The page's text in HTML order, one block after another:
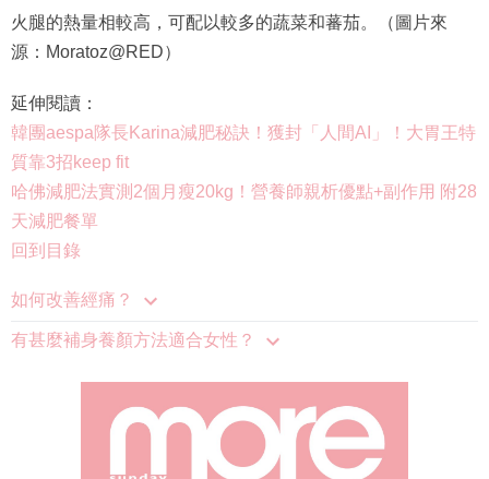
火腿的熱量相較高，可配以較多的蔬菜和蕃茄。（圖片來
源：Moratoz@RED）
延伸閱讀：
韓團aespa隊長Karina減肥秘訣！獲封「人間AI」！大胃王特
質靠3招keep fit
哈佛減肥法實測2個月瘦20kg！營養師親析優點+副作用 附28
天減肥餐單
回到目錄
如何改善經痛？
有甚麼補身養顏方法適合女性？